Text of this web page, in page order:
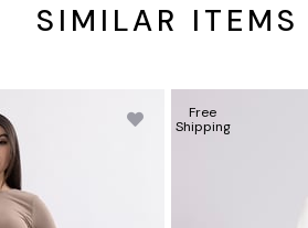
SIMILAR ITEMS
Free
Shipping